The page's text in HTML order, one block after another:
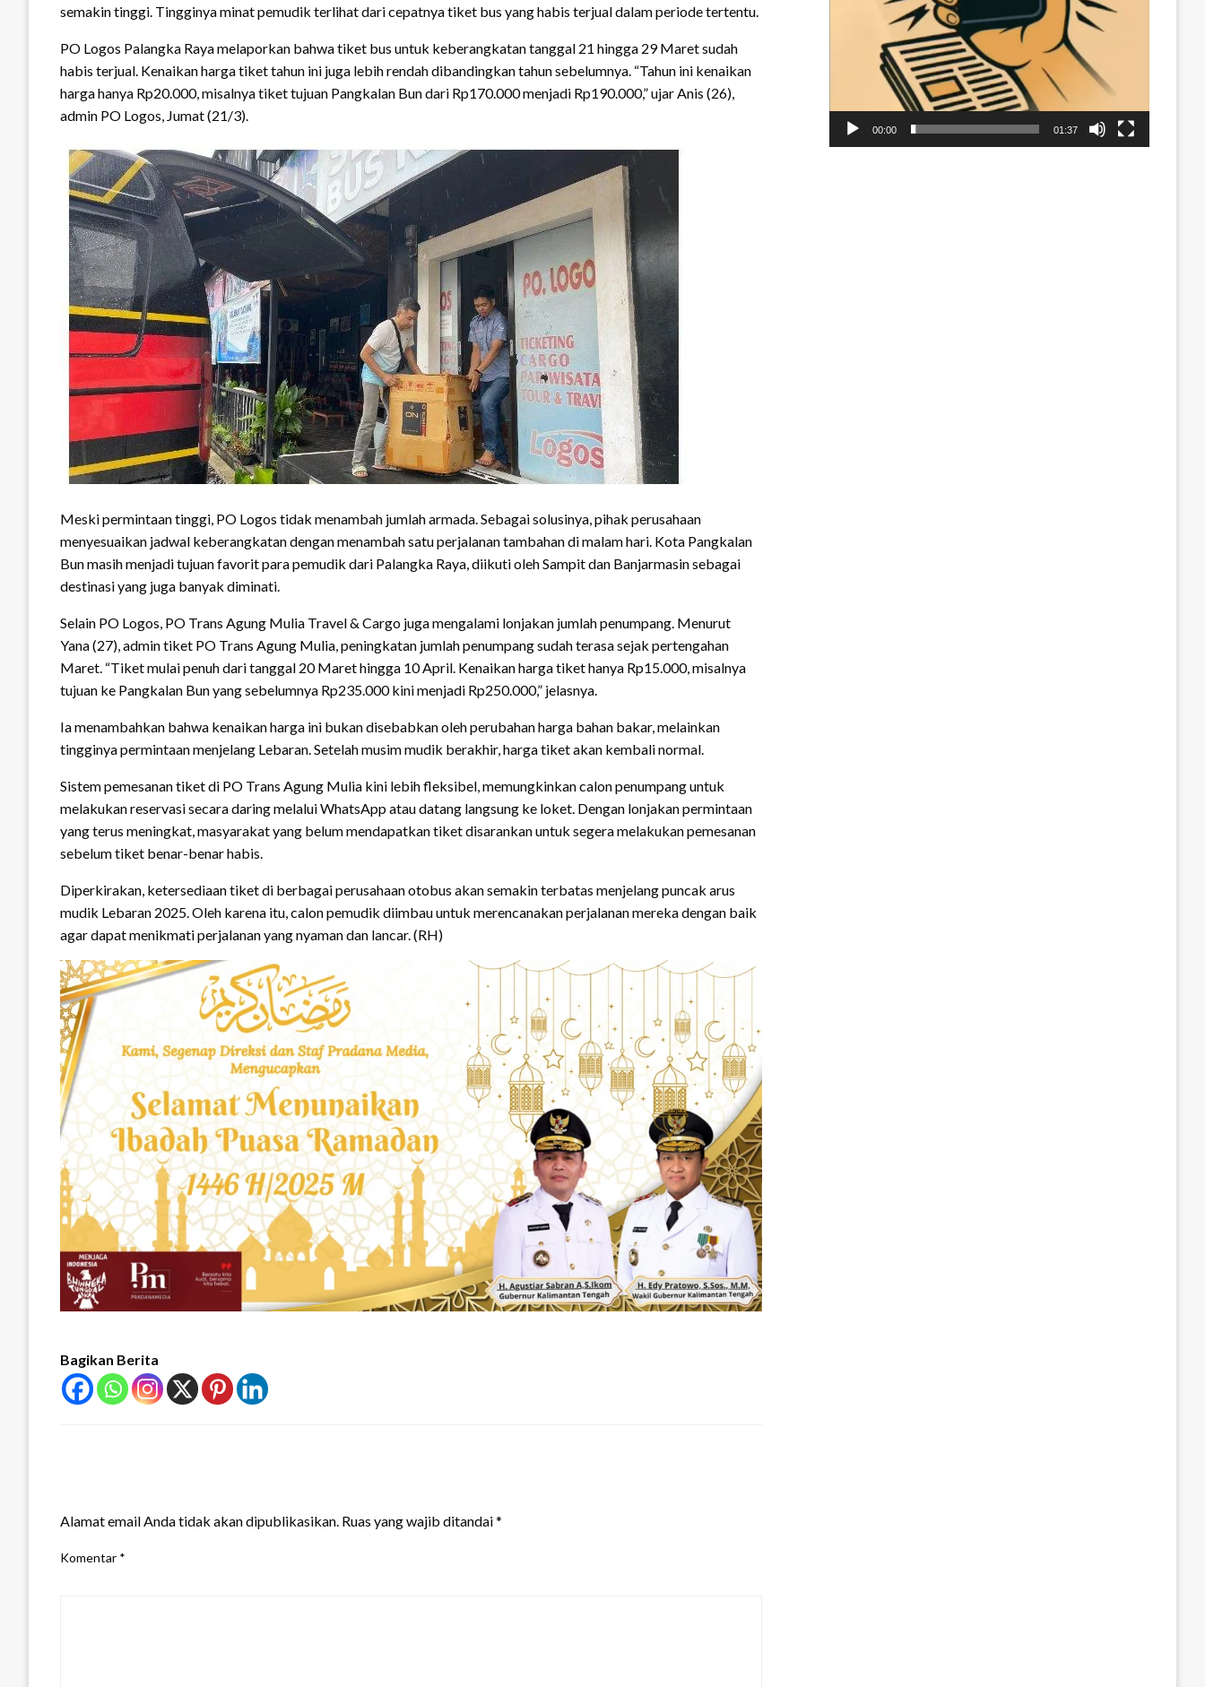
semakin tinggi. Tingginya minat pemudik terlihat dari cepatnya tiket bus yang habis terjual dalam periode tertentu.
PO Logos Palangka Raya melaporkan bahwa tiket bus untuk keberangkatan tanggal 21 hingga 29 Maret sudah
habis terjual. Kenaikan harga tiket tahun ini juga lebih rendah dibandingkan tahun sebelumnya. “Tahun ini kenaikan
harga hanya Rp20.000, misalnya tiket tujuan Pangkalan Bun dari Rp170.000 menjadi Rp190.000,” ujar Anis (26),
admin PO Logos, Jumat (21/3).
Meski permintaan tinggi, PO Logos tidak menambah jumlah armada. Sebagai solusinya, pihak perusahaan
menyesuaikan jadwal keberangkatan dengan menambah satu perjalanan tambahan di malam hari. Kota Pangkalan
Bun masih menjadi tujuan favorit para pemudik dari Palangka Raya, diikuti oleh Sampit dan Banjarmasin sebagai
destinasi yang juga banyak diminati.
Selain PO Logos, PO Trans Agung Mulia Travel & Cargo juga mengalami lonjakan jumlah penumpang. Menurut
Yana (27), admin tiket PO Trans Agung Mulia, peningkatan jumlah penumpang sudah terasa sejak pertengahan
Maret. “Tiket mulai penuh dari tanggal 20 Maret hingga 10 April. Kenaikan harga tiket hanya Rp15.000, misalnya
tujuan ke Pangkalan Bun yang sebelumnya Rp235.000 kini menjadi Rp250.000,” jelasnya.
Ia menambahkan bahwa kenaikan harga ini bukan disebabkan oleh perubahan harga bahan bakar, melainkan
tingginya permintaan menjelang Lebaran. Setelah musim mudik berakhir, harga tiket akan kembali normal.
Sistem pemesanan tiket di PO Trans Agung Mulia kini lebih fleksibel, memungkinkan calon penumpang untuk
melakukan reservasi secara daring melalui WhatsApp atau datang langsung ke loket. Dengan lonjakan permintaan
yang terus meningkat, masyarakat yang belum mendapatkan tiket disarankan untuk segera melakukan pemesanan
sebelum tiket benar-benar habis.
Diperkirakan, ketersediaan tiket di berbagai perusahaan otobus akan semakin terbatas menjelang puncak arus
mudik Lebaran 2025. Oleh karena itu, calon pemudik diimbau untuk merencanakan perjalanan mereka dengan baik
agar dapat menikmati perjalanan yang nyaman dan lancar. (RH)
Bagikan Berita
Alamat email Anda tidak akan dipublikasikan. Ruas yang wajib ditandai*
Komentar *
00:00 01:37